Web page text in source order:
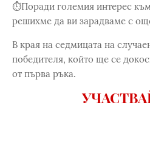
⏱Поради големия интерес
решихме да ви зарадваме с
В края на седмицата на
победителя, който ще се
от първа ръка.